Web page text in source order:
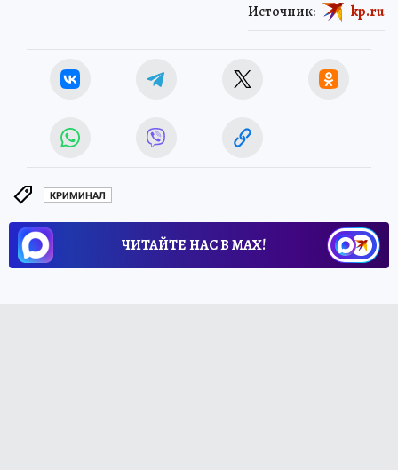
Источник: kp.ru
КРИМИНАЛ
ЧИТАЙТЕ НАС В МАХ!